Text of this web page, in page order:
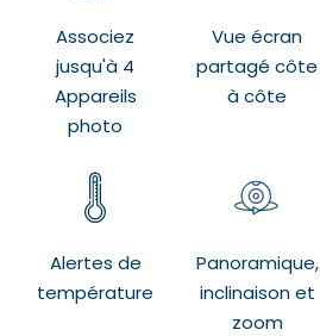
Associez
jusqu'à 4
Appareils
photo
Vue écran
partagé côte
à côte
Alertes de
température
Panoramique,
inclinaison et
zoom